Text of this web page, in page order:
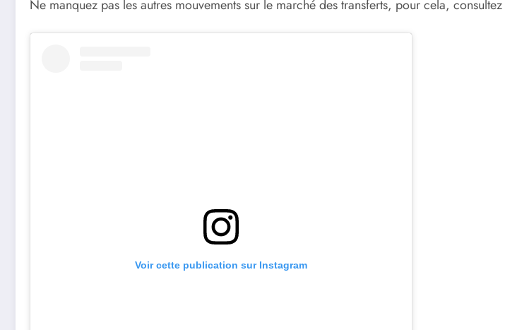
Ne manquez pas les autres mouvements sur le marché des transferts, pour cela, consultez
Voir cette publication sur Instagram